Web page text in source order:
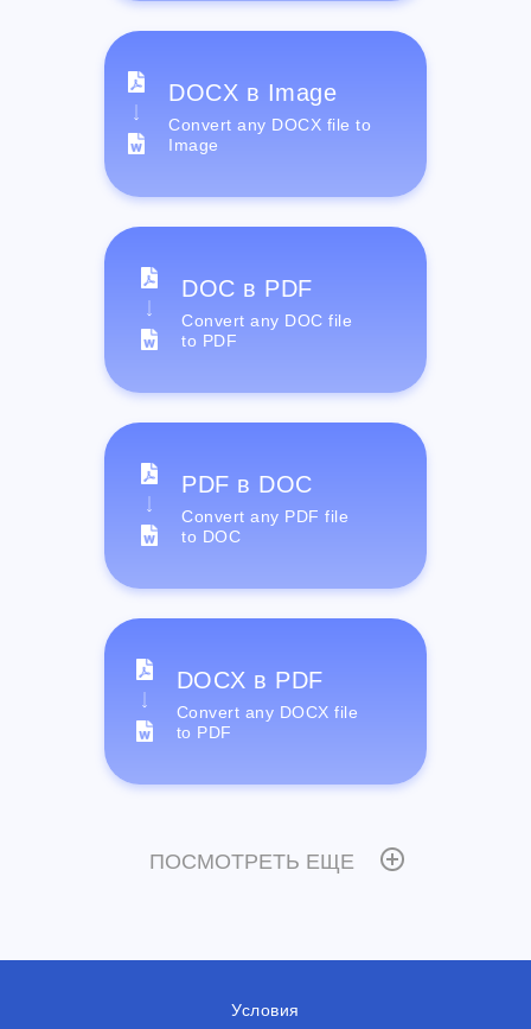
DOCX в Image
Convert any DOCX file to
Image
DOC в PDF
Convert any DOC file
to PDF
PDF в DOC
Convert any PDF file
to DOC
DOCX в PDF
Convert any DOCX file
to PDF
ПОСМОТРЕТЬ ЕЩЕ
Условия